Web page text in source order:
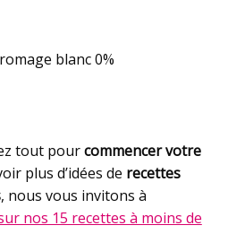
blanc 0%
tout pourcommencer votre
plus d’idées de recettes
, nous vous invitons à
nos 15 recettes à moins de